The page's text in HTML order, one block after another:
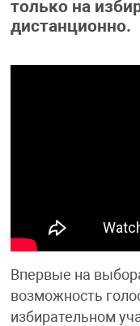
только на
дистанционно.
Впервые на
возможность
избирательном